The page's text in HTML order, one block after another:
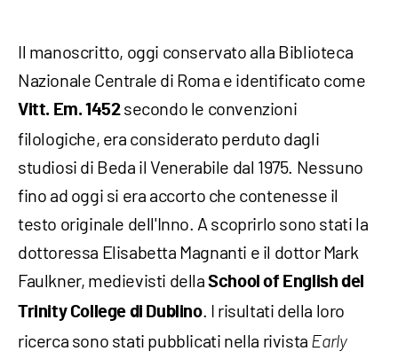
Il manoscritto, oggi conservato alla Biblioteca
Nazionale Centrale di Roma e identificato come
Vitt. Em. 1452secondo le convenzioni
filologiche, era considerato perduto dagli
studiosi di Beda il Venerabile dal 1975. Nessuno
fino ad oggi si era accorto che contenesse il
testo originale dell'Inno. A scoprirlo sono stati la
dottoressa Elisabetta Magnanti e il dottor Mark
Faulkner, medievisti dellaSchool of English del
Trinity College di Dublino. I risultati della loro
ricerca sono stati pubblicati nella rivista Early